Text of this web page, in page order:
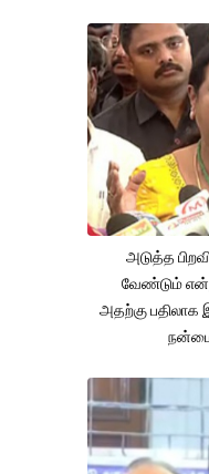
அடுத்த
வேண்டும்
அதற்கு பதிலாக